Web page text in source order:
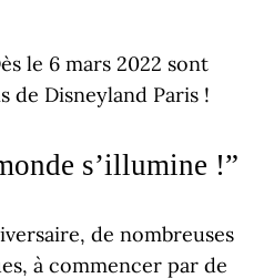
le 6 mars 2022 sont
de Disneyland Paris !
s’illumine !”
de nombreuses
à commencer par de